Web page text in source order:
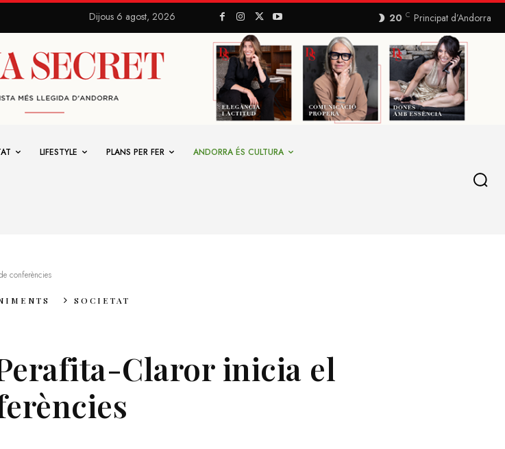
Dijous 6 agost, 2026 20 C Principat d’Andorra
LIFESTYLE PLANS PER FER ANDORRA ÉS CULTURA
conferències
SOCIETAT
Claror inicia el